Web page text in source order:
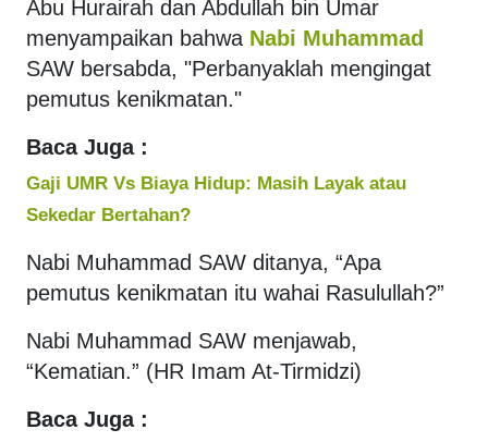
Abu Hurairah dan Abdullah bin Umar
menyampaikan bahwa Nabi Muhammad
SAW bersabda, "Perbanyaklah mengingat
pemutus kenikmatan."
Baca Juga :
Gaji UMR Vs Biaya Hidup: Masih Layak atau
Sekedar Bertahan?
Nabi Muhammad SAW ditanya, “Apa
pemutus kenikmatan itu wahai Rasulullah?”
Nabi Muhammad SAW menjawab,
“Kematian.” (HR Imam At-Tirmidzi)
Baca Juga :